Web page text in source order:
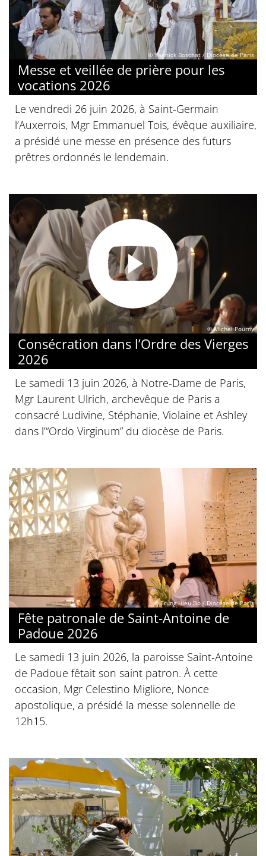
© Yannick Boschat / Diocèse de Paris
Messe et veillée de prière pour les
vocations 2026
Le vendredi 26 juin 2026, à Saint-Germain
l’Auxerrois, Mgr Emmanuel Tois, évêque auxiliaire,
a présidé une messe en présence des futurs
prêtres ordonnés le lendemain.
© Michel Pourny
Consécration dans l’Ordre des Vierges
2026
Le samedi 13 juin 2026, à Notre-Dame de Paris,
Mgr Laurent Ulrich, archevêque de Paris a
consacré Ludivine, Stéphanie, Violaine et Ashley
dans l’“Ordo Virginum” du diocèse de Paris.
© Trung Hieu Do / Diocèse de Paris
Fête patronale de Saint-Antoine de
Padoue 2026
Le samedi 13 juin 2026, la paroisse Saint-Antoine
de Padoue fêtait son saint patron. À cette
occasion, Mgr Celestino Migliore, Nonce
apostolique, a présidé la messe solennelle de
12h15.